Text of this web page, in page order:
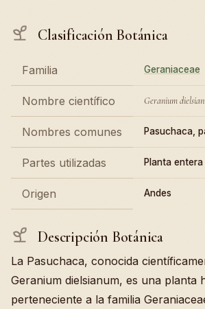
Clasificación Botánica
Familia Geraniaceae
Nombre científico Geranium
Nombres comunes Pasuchaca,
Partes utilizadas Planta entera
Origen Andes
Descripción Botánica
La Pasuchaca, conocida
Geranium dielsianum, es una planta
perteneciente a la familia